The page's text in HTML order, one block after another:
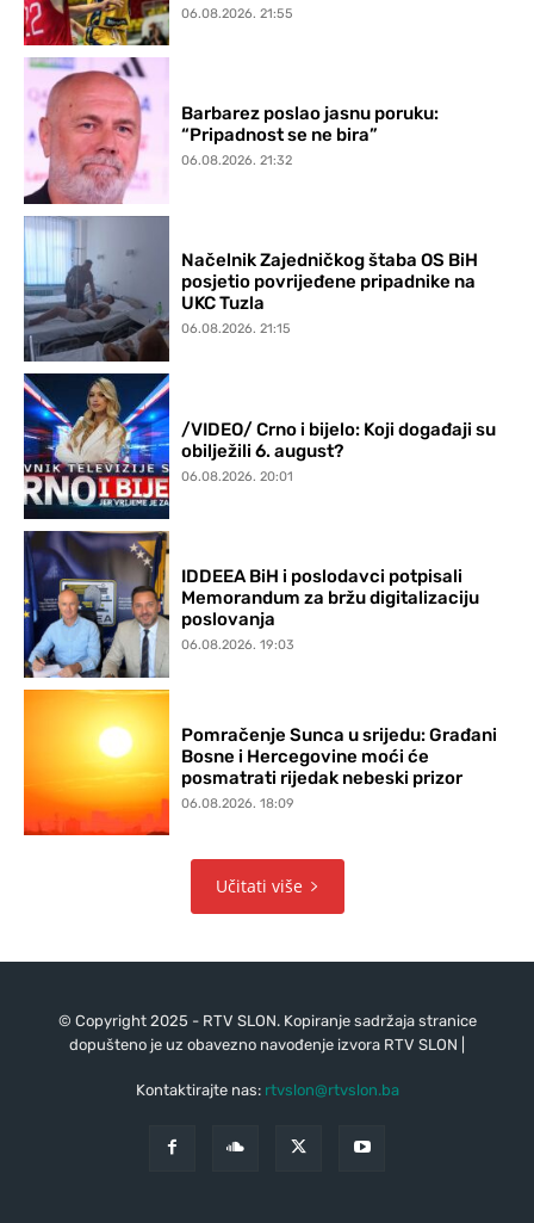
06.08.2026. 21:55
Barbarez poslao jasnu poruku:
“Pripadnost se ne bira”
06.08.2026. 21:32
Načelnik Zajedničkog štaba OS BiH
posjetio povrijeđene pripadnike na
UKC Tuzla
06.08.2026. 21:15
/VIDEO/ Crno i bijelo: Koji događaji su
obilježili 6. august?
06.08.2026. 20:01
IDDEEA BiH i poslodavci potpisali
Memorandum za bržu digitalizaciju
poslovanja
06.08.2026. 19:03
Pomračenje Sunca u srijedu: Građani
Bosne i Hercegovine moći će
posmatrati rijedak nebeski prizor
06.08.2026. 18:09
Učitati više
© Copyright 2025 - RTV SLON. Kopiranje sadržaja stranice
dopušteno je uz obavezno navođenje izvora RTV SLON |
Kontaktirajte nas: rtvslon@rtvslon.ba